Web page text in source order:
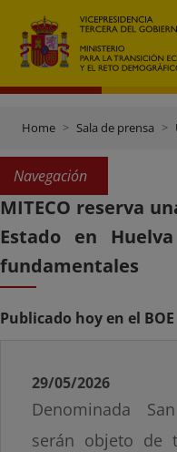
Home Sala de prensa
Navegación
MITECO reserva
Estado en
fundamentales
Publicado hoy en el BOE
29/05/2026
Denominada
serán objeto de